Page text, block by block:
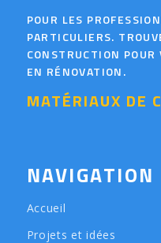
POUR LES
PARTICULIERS.
CONSTRUCTION POUR
EN RÉNOVATION.
MATÉRIAUX DE
NAVIGATION
Accueil
Projets et idées